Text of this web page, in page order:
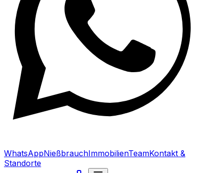
WhatsAppNießbrauchImmobilienTeamKontakt &
Standorte